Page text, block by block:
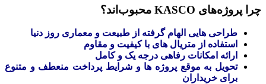
چرا پروژه‌های KASCO محبوب‌اند؟
طراحی‌ هایی الهام‌ گرفته از طبیعت و معماری روز دنیا
استفاده از متریال‌ های با کیفیت و مقاوم
ارائه امکانات رفاهی درجه یک و کامل
تحویل به موقع پروژه‌ ها و شرایط پرداخت منعطف و متنوع
برای خریداران